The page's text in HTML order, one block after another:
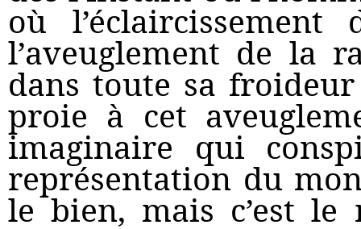
où
l’aveuglement de la
dans toute sa
proie à cet
imaginaire qui
représentation du
le bien, mais c’est le